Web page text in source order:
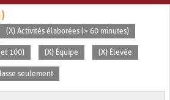
(X) Activités élaborées (> 60 minutes)
100) (X) Équipe (X) Élevée
seulement